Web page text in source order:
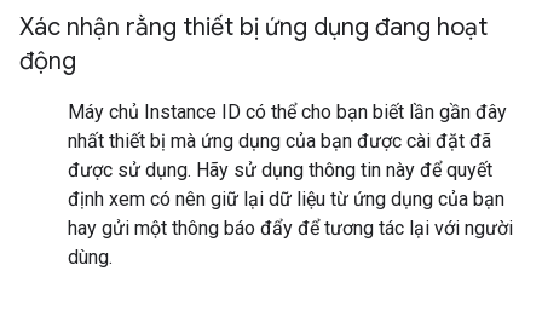
Xác nhận rằng thiết bị ứng dụng đang hoạt
động
Máy chủ Instance ID có thể cho bạn biết lần gần đây
nhất thiết bị mà ứng dụng của bạn được cài đặt đã
được sử dụng. Hãy sử dụng thông tin này để quyết
định xem có nên giữ lại dữ liệu từ ứng dụng của bạn
hay gửi một thông báo đẩy để tương tác lại với người
dùng.